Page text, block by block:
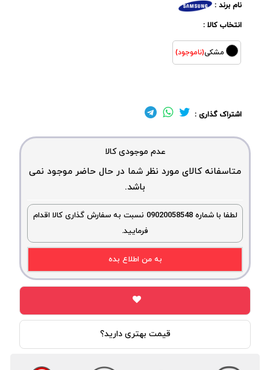
نام برند :
انتخاب کالا :
مشکی(ناموجود)
اشتراک گذاری :
عدم موجودی کالا
متاسفانه کالای مورد نظر شما در حال حاضر موجود نمی
باشد.
لطفا با شماره 09020058548 نسبت به سفارش گذاری کالا اقدام
فرمایید.
به من اطلاع بده
قیمت بهتری دارید؟